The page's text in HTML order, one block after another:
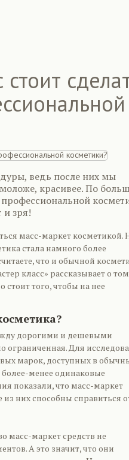
ведь после них мы
красивее. По
и зря!
масс-маркет косметикой.
стала намного более
что и обычной
класс» рассказывает о
того, чтобы на нее
дорогими и дешевыми
ограниченная. Для
марок, доступных в
более-менее одинаковые
показали, что масс-маркет
них способны справиться
маркет средств не
А это значит, что они